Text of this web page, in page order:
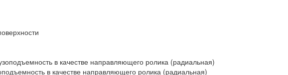
в качестве направляющего ролика (радиальная)
в качестве направляющего ролика (радиальная)